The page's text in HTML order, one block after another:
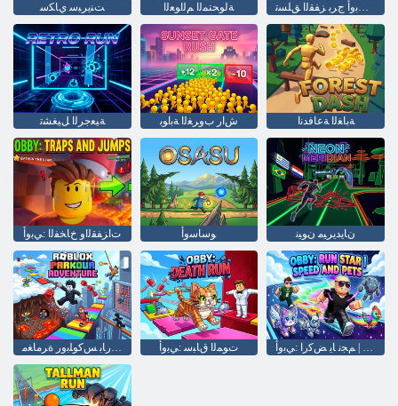
ﺖﻨﻳﺮﺒﺳ ﻱﺎﻜﺳ ﺔﻟﻮﺤﺘﻤﻟﺍ ﻢﻟﺍﻮﻌﻟﺍ ﻞﺼﺘﻣ ﺮﻴﻏ ﻲﺑﻭﺃ ﺝﺮﺑ ﺰﻔﻘﻟﺍ ﻖﻠﺴﺗ
ﺔﻴﻌﺟﺮﻟﺍ ﻞﻴﻐﺸﺗ ﺵﺍﺭ ﺏﻭﺮﻐﻟﺍ ﺔﺑﺍﻮﺑ ﺔﺑﺎﻐﻟﺍ ﺔﻋﺎﻓﺪﻧﺍ
ﺕﺍﺰﻔﻘﻟﺍﻭ ﺥﺎﺨﻔﻟﺍ :ﻲﺑﻭﺃ ﻮﺳﺎﺳﻭﺃ ﻥﺎﻳﺪﻳﺮﻴﻣ ﻥﻮﻴﻧ
ﺕﻮﻤﻟﺍ ﻕﺎﺒﺳ :ﻲﺑﻭﺃ